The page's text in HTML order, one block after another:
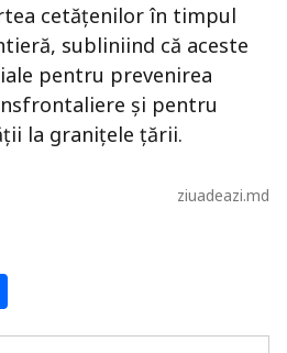
cetățenilor în timpul
subliniind că aceste
pentru prevenirea
și pentru
la granițele țării.
ziuadeazi.md